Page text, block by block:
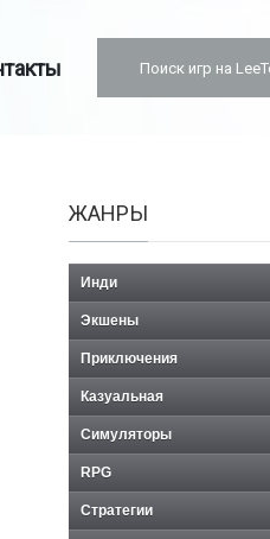
ЖАНРЫ
Инди
Экшены
Приключения
Казуальная
Симуляторы
RPG
Стратегии